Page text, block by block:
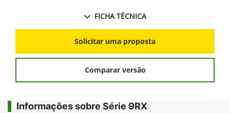
FICHA TÉCNICA
Solicitar uma proposta
Comparar versão
Informações sobre Série 9RX